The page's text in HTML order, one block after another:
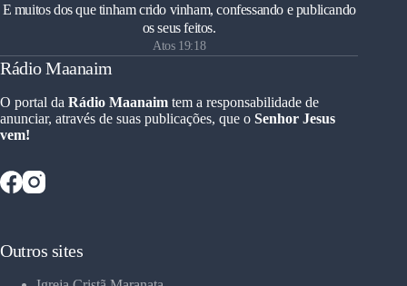
E muitos dos que tinham crido vinham, confessando e publicando
os seus feitos.
Atos 19:18
Rádio Maanaim
O portal da Rádio Maanaim tem a responsabilidade de
anunciar, através de suas publicações, que o Senhor Jesus
vem!
Outros sites